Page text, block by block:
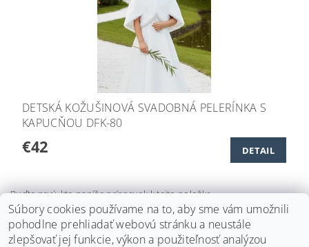
DETSKÁ KOŽUŠINOVÁ SVADOBNÁ PELERÍNKA S
KAPUCŇOU DFK-80
€42 DETAIL
Buďte prvý, kto napíše príspevok k tejto položke.
Pridať komentár
Súbory cookies používame na to, aby sme vám umožnili
pohodlne prehliadať webovú stránku a neustále
zlepšovať jej funkcie, výkon a použiteľnosť analýzou